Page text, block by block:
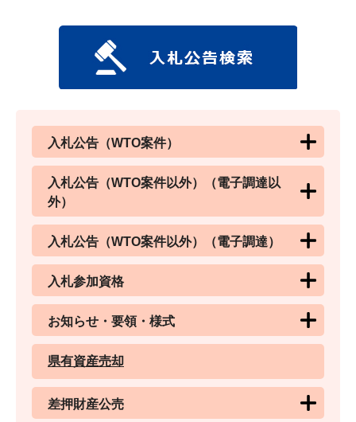
入札公告（WTO案件）
入札公告（WTO案件以外）（電子調達以
外）
入札公告（WTO案件以外）（電子調達）
入札参加資格
お知らせ・要領・様式
県有資産売却
差押財産公売